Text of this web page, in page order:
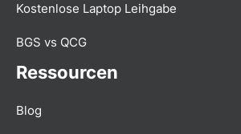
Kostenlose Laptop Leihgabe
BGS vs QCG
Ressourcen
Blog